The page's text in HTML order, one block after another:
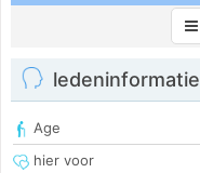
ledeninformatie
Age
hier voor